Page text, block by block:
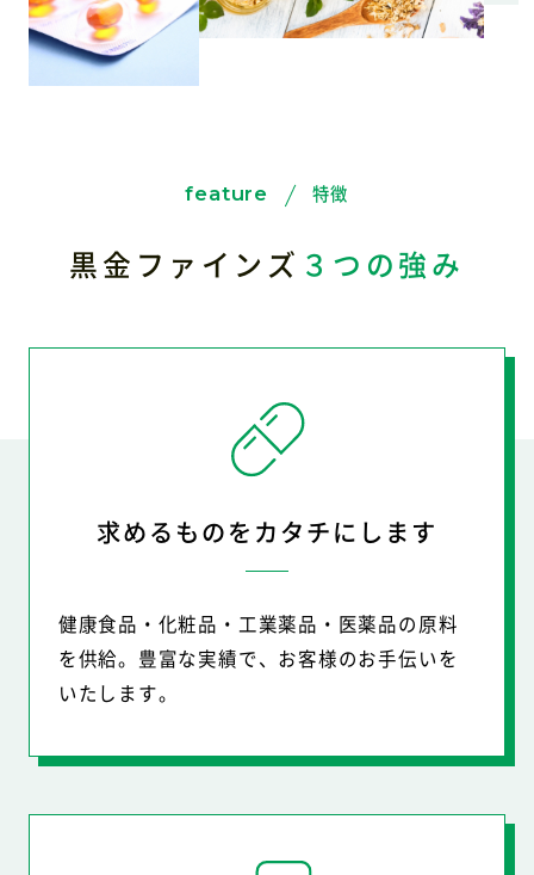
feature 特徴
黒金ファインズ ３つの強み
求めるものをカタチにします
健康食品・化粧品・工業薬品・医薬品の原料
を供給。豊富な実績で、お客様のお手伝いを
いたします。